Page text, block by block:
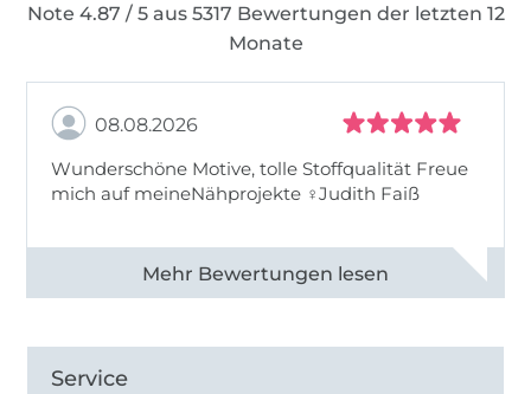
Note 4.87 / 5 aus 5317 Bewertungen der letzten 12
Monate
08.08.2026
Wunderschöne Motive, tolle Stoffqualität Freue
mich auf meineNähprojekte ♀Judith Faiß
Alle 82990 Bewertungen ansehen
Service